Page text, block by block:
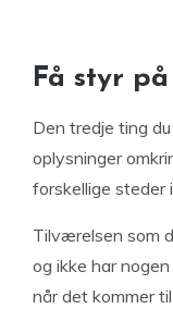
Få styr
Den tredje ting
oplysninger
forskellige steder
Tilværelsen som
og ikke har
når det kommer